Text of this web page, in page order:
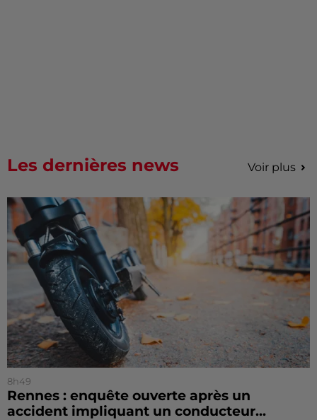
Les dernières news Voir plus
8h49
Rennes : enquête ouverte après un
accident impliquant un conducteur...